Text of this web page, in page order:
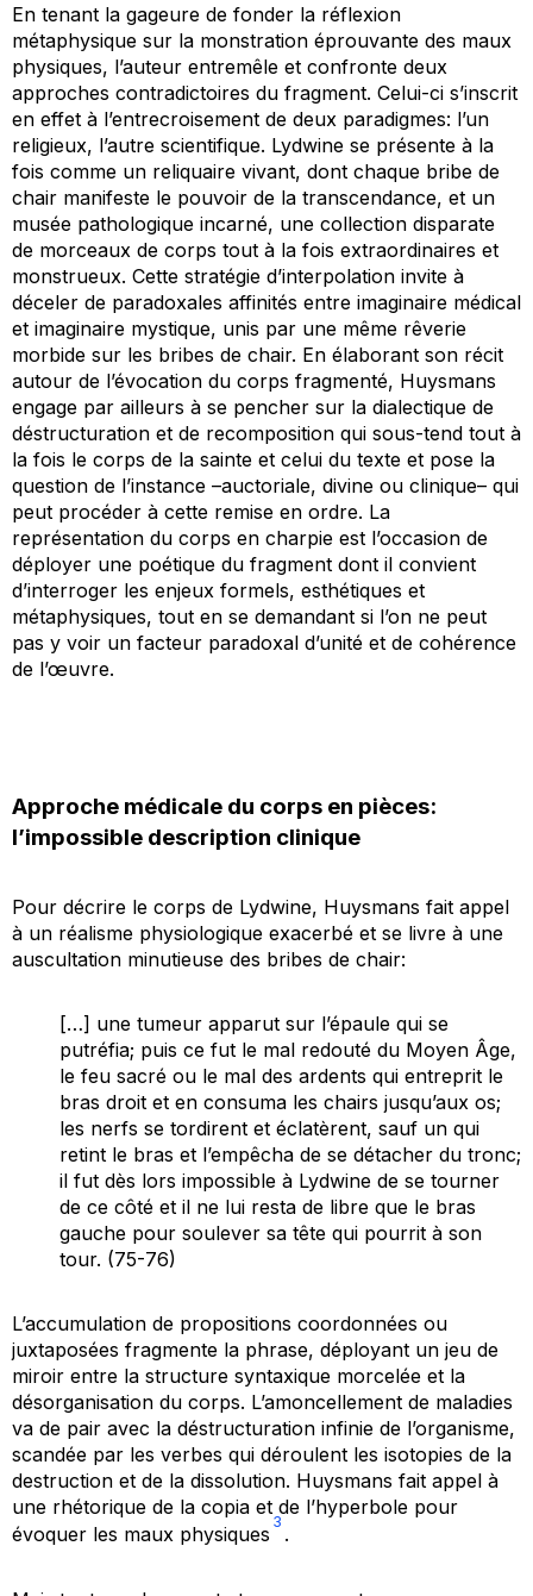
En tenant la gageure de fonder la réflexion
métaphysique sur la monstration éprouvante des maux
physiques, l’auteur entremêle et confronte deux
approches contradictoires du fragment. Celui-ci s’inscrit
en effet à l’entrecroisement de deux paradigmes: l’un
religieux, l’autre scientifique. Lydwine se présente à la
fois comme un reliquaire vivant, dont chaque bribe de
chair manifeste le pouvoir de la transcendance, et un
musée pathologique incarné, une collection disparate
de morceaux de corps tout à la fois extraordinaires et
monstrueux. Cette stratégie d’interpolation invite à
déceler de paradoxales affinités entre imaginaire médical
et imaginaire mystique, unis par une même rêverie
morbide sur les bribes de chair. En élaborant son récit
autour de l’évocation du corps fragmenté, Huysmans
engage par ailleurs à se pencher sur la dialectique de
déstructuration et de recomposition qui sous-tend tout à
la fois le corps de la sainte et celui du texte et pose la
question de l’instance –auctoriale, divine ou clinique– qui
peut procéder à cette remise en ordre. La
représentation du corps en charpie est l’occasion de
déployer une poétique du fragment dont il convient
d’interroger les enjeux formels, esthétiques et
métaphysiques, tout en se demandant si l’on ne peut
pas y voir un facteur paradoxal d’unité et de cohérence
de l’œuvre.
Approche médicale du corps en pièces:
l’impossible description clinique
Pour décrire le corps de Lydwine, Huysmans fait appel
à un réalisme physiologique exacerbé et se livre à une
auscultation minutieuse des bribes de chair:
[…] une tumeur apparut sur l’épaule qui se
putréfia; puis ce fut le mal redouté du Moyen Âge,
le feu sacré ou le mal des ardents qui entreprit le
bras droit et en consuma les chairs jusqu’aux os;
les nerfs se tordirent et éclatèrent, sauf un qui
retint le bras et l’empêcha de se détacher du tronc;
il fut dès lors impossible à Lydwine de se tourner
de ce côté et il ne lui resta de libre que le bras
gauche pour soulever sa tête qui pourrit à son
tour. (75-76)
L’accumulation de propositions coordonnées ou
juxtaposées fragmente la phrase, déployant un jeu de
miroir entre la structure syntaxique morcelée et la
désorganisation du corps. L’amoncellement de maladies
va de pair avec la déstructuration infinie de l’organisme,
scandée par les verbes qui déroulent les isotopies de la
destruction et de la dissolution. Huysmans fait appel à
une rhétorique de la copia et de l’hyperbole pour
évoquer les maux physiques
3
.